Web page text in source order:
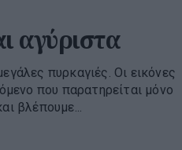
αγύριστα
πυρκαγιές. Οι εικόνες
που παρατηρείται μόνο
βλέπουμε...